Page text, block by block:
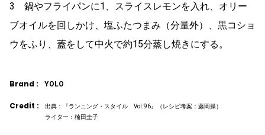
3 鍋やフライパンに1、スライスレモンを入れ、オリー
ブオイルを回しかけ、塩ふたつまみ（分量外）、黒コショ
ウをふり、蓋をして中火で約15分蒸し焼きにする。
Brand : YOLO
Credit :
出典：『ランニング・スタイル Vol.96』（レシピ考案：藤岡操）
ライター：楠田圭子